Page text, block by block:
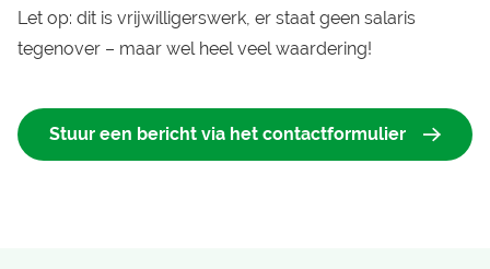
Let op: dit is vrijwilligerswerk, er staat geen salaris
tegenover – maar wel heel veel waardering!
Stuur een bericht via het contactformulier